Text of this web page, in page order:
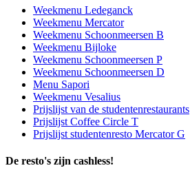
Weekmenu Ledeganck
Weekmenu Mercator
Weekmenu Schoonmeersen B
Weekmenu Bijloke
Weekmenu Schoonmeersen P
Weekmenu Schoonmeersen D
Menu Sapori
Weekmenu Vesalius
Prijslijst van de studentenrestaurants
Prijslijst Coffee Circle T
Prijslijst studentenresto Mercator G
De resto's zijn cashless!